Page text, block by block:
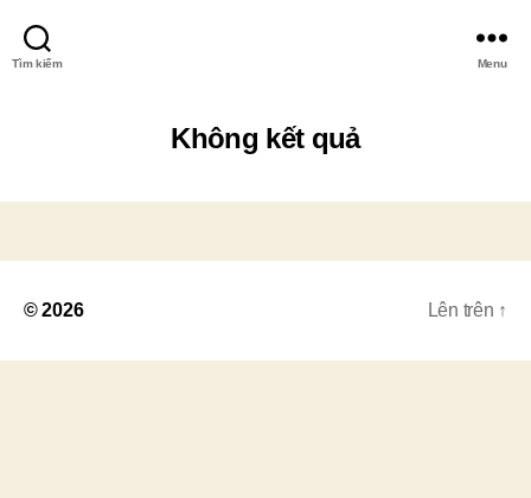
Tìm kiếm Menu
Không kết quả
© 2026 Lên trên ↑